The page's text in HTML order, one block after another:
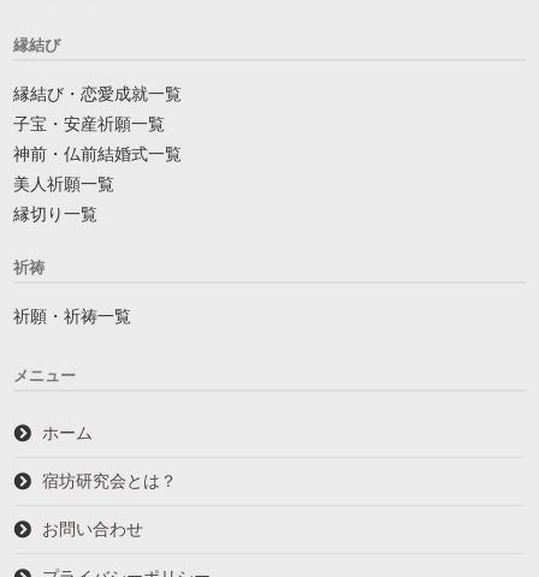
縁結び
縁結び・恋愛成就一覧
子宝・安産祈願一覧
神前・仏前結婚式一覧
美人祈願一覧
縁切り一覧
祈祷
祈願・祈祷一覧
メニュー
ホーム
宿坊研究会とは？
お問い合わせ